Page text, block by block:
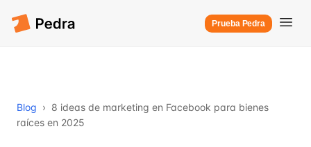
Prueba Pedra
Blog › 8 ideas de marketing en Facebook para bienes
raíces en 2025